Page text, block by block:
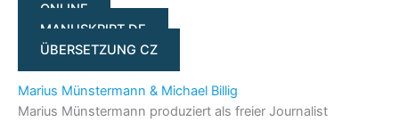
ONLINE
MANUSKRIPT DE
ÜBERSETZUNG CZ
Marius Münstermann & Michael Billig
Marius Münstermann produziert als freier Journalist